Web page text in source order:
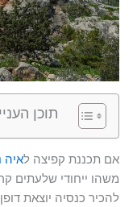
תוכן
אם תכננת קפיצה לאיה
משהו ייחודי שלעתים
להכיר כנסיה יוצאת